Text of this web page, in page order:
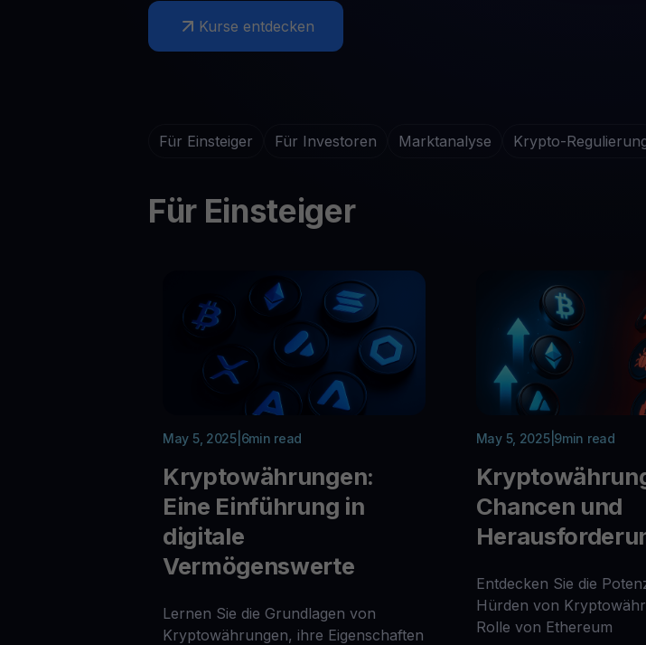
Erhalten Sie Bargeld, ohne Ihre Krypto zu verkaufen
Verfolgen Sie Live-Kryptopreise
Kurse entdecken
Für Einsteiger Für Investoren Marktanalyse Krypto-
Für Einsteiger
May 5, 2025| 6min read
Kryptowährungen:
Eine Einführung in
digitale
Vermögenswerte
Lernen Sie die Grundlagen von
Kryptowährungen, ihre Eigenschaften
May 5, 2025| 9min read
Chancen und
Entdecken Sie die
Hürden von
Rolle von Ethereum